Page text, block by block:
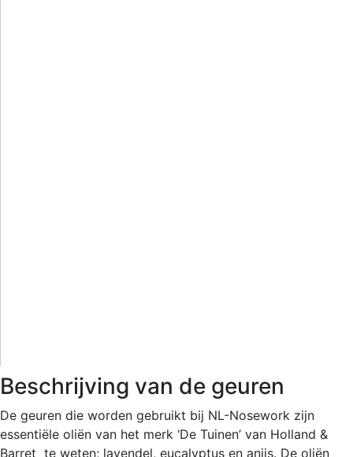
Beschrijving van de geuren
De geuren die worden gebruikt bij NL-Nosework zijn
essentiële oliën van het merk ‘De Tuinen’ van Holland &
Barret te weten; lavendel, eucalyptus en anijs. De oliën